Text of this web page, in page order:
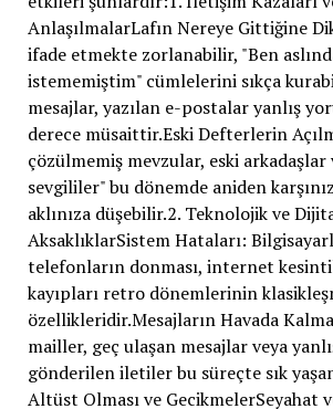
AnlaşılmalarLafın Nereye Gittiğine
ifade etmekte zorlanabilir, "Ben
istememiştim" cümlelerini sıkça
mesajlar, yazılan e-postalar yanlış
derece müsaittir.Eski Defterlerin
çözülmemiş mevzular, eski arkadaşlar
sevgililer" bu dönemde aniden
aklınıza düşebilir.2. Teknolojik ve
AksaklıklarSistem Hataları:
telefonların donması, internet
kayıpları retro dönemlerinin
özellikleridir.Mesajların Havada
mailler, geç ulaşan mesajlar veya
gönderilen iletiler bu süreçte sık
Altüst Olması ve GecikmelerSeyahat